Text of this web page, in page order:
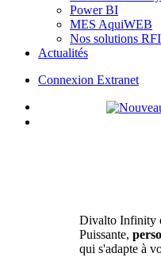
Power BI
MES AquiWEB
Nos solutions
Actualités
Connexion Extranet
Divalto Infinity
Puissante,
qui s'adapte à